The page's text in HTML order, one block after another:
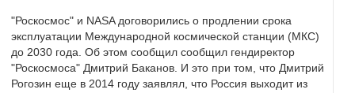
"Роскосмос" и NASA договорились о продлении срока
эксплуатации Международной космической станции (МКС)
до 2030 года. Об этом сообщил сообщил гендиректор
"Роскосмоса" Дмитрий Баканов. И это при том, что Дмитрий
Рогозин еще в 2014 году заявлял, что Россия выходит из